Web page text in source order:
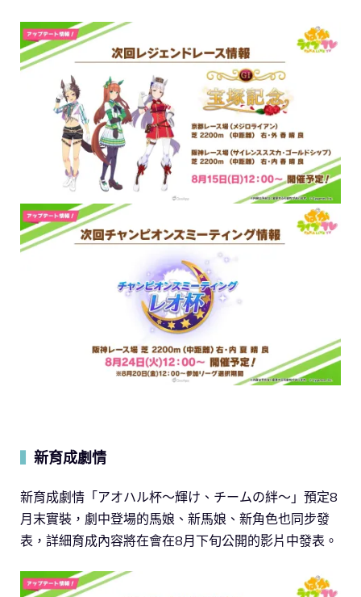
新育成劇情
新育成劇情「アオハル杯～輝け、チームの絆～」預定8
月末實裝，劇中登場的馬娘、新馬娘、新角色也同步發
表，詳細育成內容將在會在8月下旬公開的影片中發表。